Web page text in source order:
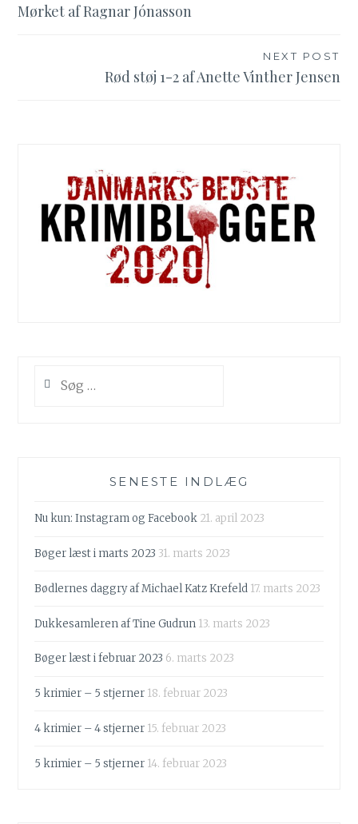
Indlægsnavigation
Mørket af Ragnar Jónasson
NEXT POST
Rød støj 1-2 af Anette Vinther Jensen
efter:
SENESTE INDLÆG
Nu kun: Instagram og Facebook 21. april 2023
Bøger læst i marts 2023 31. marts 2023
Bødlernes daggry af Michael Katz Krefeld 17. marts 2023
Dukkesamleren af Tine Gudrun 13. marts 2023
Bøger læst i februar 2023 6. marts 2023
5 krimier – 5 stjerner 18. februar 2023
4 krimier – 4 stjerner 15. februar 2023
5 krimier – 5 stjerner 14. februar 2023